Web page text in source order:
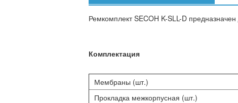
Ремкомплект SECOH K-SLL-D
Комплектация
Мембраны (шт.)
Прокладка межкорпусная (шт.)